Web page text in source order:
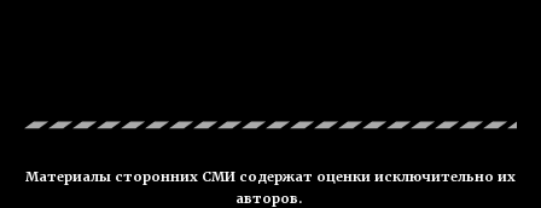
Материалы сторонних СМИ содержат оценки исключительно их
авторов.